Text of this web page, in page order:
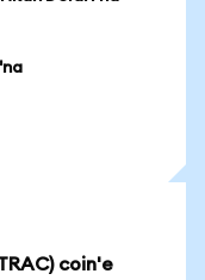
coin'e